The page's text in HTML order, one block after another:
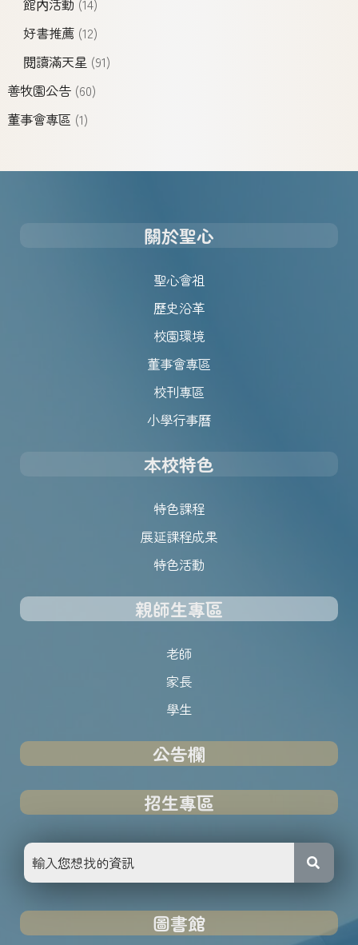
好書推薦(12)
閱讀滿天星 (91)
善牧園公告(60)
董事會專區 (1)
關於聖心
聖心會祖
歷史沿革
校園環境
董事會專區
校刊專區
小學行事曆
本校特色
特色課程
展延課程成果
特色活動
親師生專區
老師
家長
學生
公告欄
招生專區
圖書館